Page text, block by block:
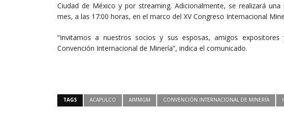
Ciudad de México y por streaming. Adicionalmente, se realizará
mes, a las 17:00 horas, en el marco del XV Congreso Internacional
“Invitamos a nuestros socios y sus esposas, amigos
Convención Internacional de Minería”, indica el comunicado.
TAGS ACAPULCO AIMMGM CONVENCIÓN INTERNACIONAL DE MINERÍA